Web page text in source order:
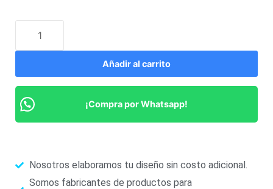
Añadir al carrito
¡Compra por Whatsapp!
Nosotros elaboramos tu diseño sin costo adicional.
Somos fabricantes de productos para